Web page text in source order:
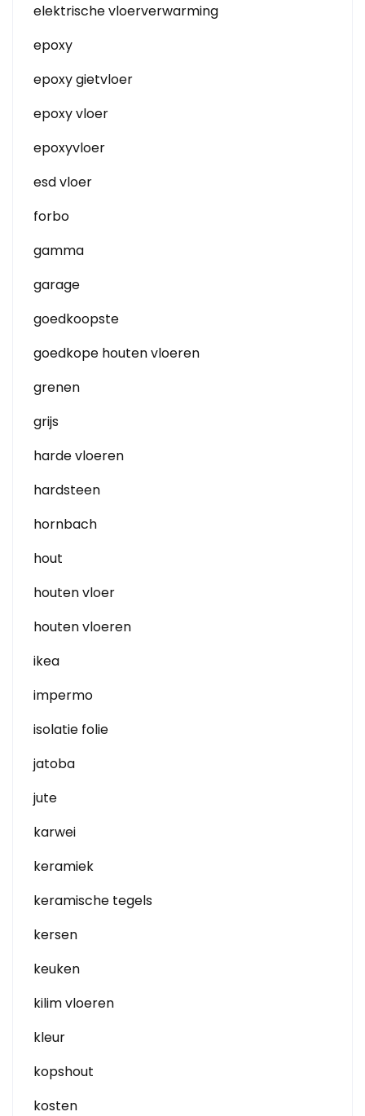
elektrische vloerverwarming
epoxy
epoxy gietvloer
epoxy vloer
epoxyvloer
esd vloer
forbo
gamma
garage
goedkoopste
goedkope houten vloeren
grenen
grijs
harde vloeren
hardsteen
hornbach
hout
houten vloer
houten vloeren
ikea
impermo
isolatie folie
jatoba
jute
karwei
keramiek
keramische tegels
kersen
keuken
kilim vloeren
kleur
kopshout
kosten